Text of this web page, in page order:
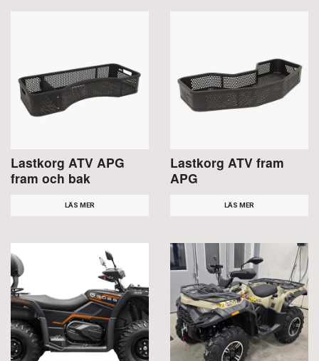
Lastkorg ATV APG
fram och bak
LÄS MER
Lastkorg ATV fram
APG
LÄS MER